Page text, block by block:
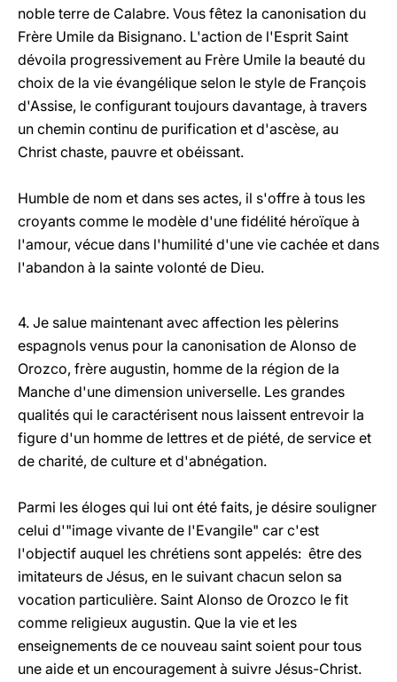
noble terre de Calabre. Vous fêtez la canonisation du
Frère Umile da Bisignano. L'action de l'Esprit Saint
dévoila progressivement au Frère Umile la beauté du
choix de la vie évangélique selon le style de François
d'Assise, le configurant toujours davantage, à travers
un chemin continu de purification et d'ascèse, au
Christ chaste, pauvre et obéissant.
Humble de nom et dans ses actes, il s'offre à tous les
croyants comme le modèle d'une fidélité héroïque à
l'amour, vécue dans l'humilité d'une vie cachée et dans
l'abandon à la sainte volonté de Dieu.
4. Je salue maintenant avec affection les pèlerins
espagnols venus pour la canonisation de Alonso de
Orozco, frère augustin, homme de la région de la
Manche d'une dimension universelle. Les grandes
qualités qui le caractérisent nous laissent entrevoir la
figure d'un homme de lettres et de piété, de service et
de charité, de culture et d'abnégation.
Parmi les éloges qui lui ont été faits, je désire souligner
celui d'"image vivante de l'Evangile" car c'est
l'objectif auquel les chrétiens sont appelés: être des
imitateurs de Jésus, en le suivant chacun selon sa
vocation particulière. Saint Alonso de Orozco le fit
comme religieux augustin. Que la vie et les
enseignements de ce nouveau saint soient pour tous
une aide et un encouragement à suivre Jésus-Christ.